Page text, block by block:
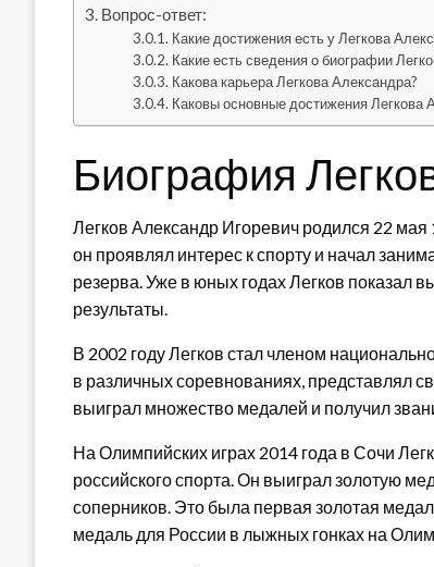
Вопрос-ответ:
Какие достижения есть у Легкова
Какие есть сведения о биографии
Какова карьера Легкова Александра?
Каковы основные достижения Легкова
Биография
Легков Александр Игоревич родился 22 мая
он проявлял интерес к спорту и начал
резерва. Уже в юных годах Легков показал
результаты.
В 2002 году Легков стал членом
в различных соревнованиях, представлял
выиграл множество медалей и получил
На Олимпийских играх 2014 года в Сочи
российского спорта. Он выиграл золотую
соперников. Это была первая золотая
медаль для России в лыжных гонках на